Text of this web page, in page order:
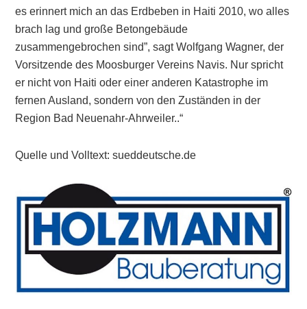
es erinnert mich an das Erdbeben in Haiti 2010, wo alles
brach lag und große Betongebäude
zusammengebrochen sind”, sagt Wolfgang Wagner, der
Vorsitzende des Moosburger Vereins Navis. Nur spricht
er nicht von Haiti oder einer anderen Katastrophe im
fernen Ausland, sondern von den Zuständen in der
Region Bad Neuenahr-Ahrweiler..“
Quelle und Volltext: sueddeutsche.de
Primary
Sidebar